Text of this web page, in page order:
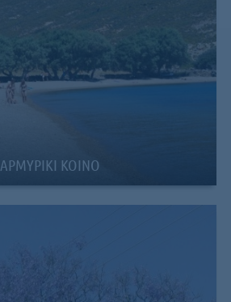
ΑΡΜΥΡΙΚΙ ΚΟΙΝΟ